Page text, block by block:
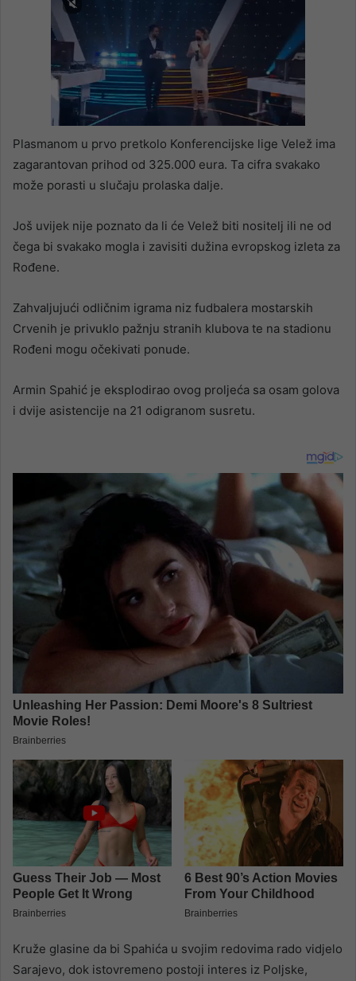
Plasmanom u prvo pretkolo Konferencijske lige Velež ima
zagarantovan prihod od 325.000 eura. Ta cifra svakako
može porasti u slučaju prolaska dalje.
Još uvijek nije poznato da li će Velež biti nositelj ili ne od
čega bi svakako mogla i zavisiti dužina evropskog izleta za
Rođene.
Zahvaljujući odličnim igrama niz fudbalera mostarskih
Crvenih je privuklo pažnju stranih klubova te na stadionu
Rođeni mogu očekivati ponude.
Armin Spahić je eksplodirao ovog proljeća sa osam golova
i dvije asistencije na 21 odigranom susretu.
Kruže glasine da bi Spahića u svojim redovima rado vidjelo
Sarajevo, dok istovremeno postoji interes iz Poljske,